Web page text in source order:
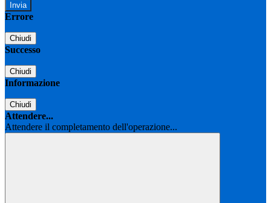
Errore
Chiudi
Successo
Chiudi
Informazione
Chiudi
Attendere...
Attendere il completamento dell'operazione...